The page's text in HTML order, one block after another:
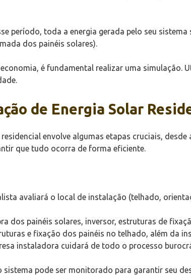
período, toda a energia gerada pelo seu
dos painéis solares).
é fundamental realizar uma simulação.
de Energia Solar
envolve algumas etapas cruciais,
que tudo ocorra de forma eficiente.
avaliará o local de instalação (telhado,
dos painéis solares, inversor, estruturas de
e fixação dos painéis no telhado, além da
instaladora cuidará de todo o processo
sistema pode ser monitorado para garantir seu